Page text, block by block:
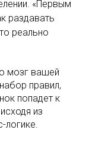
«Первым
раздавать
реально
мозг вашей
правил,
попадет к
из
логике.